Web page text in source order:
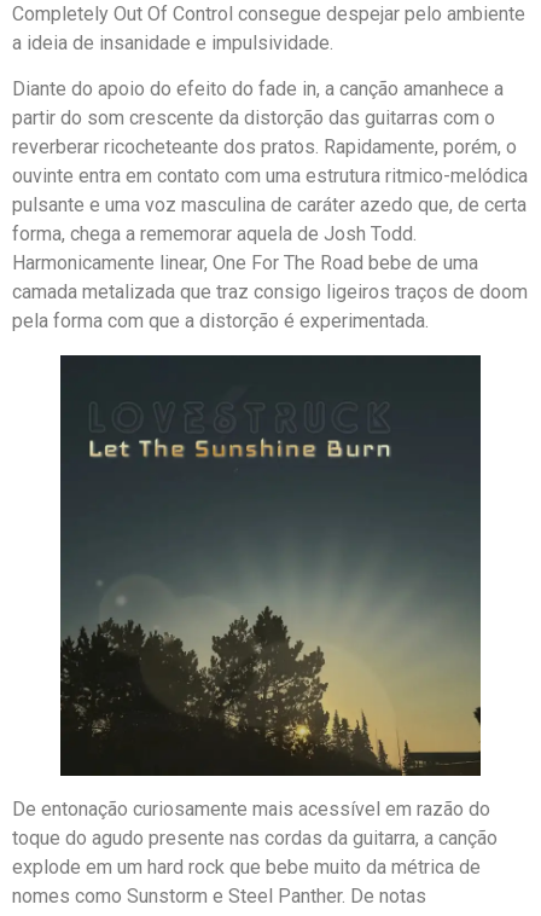
Completely Out Of Control consegue despejar pelo ambiente
a ideia de insanidade e impulsividade.
Diante do apoio do efeito do fade in, a canção amanhece a
partir do som crescente da distorção das guitarras com o
reverberar ricocheteante dos pratos. Rapidamente, porém, o
ouvinte entra em contato com uma estrutura ritmico-melódica
pulsante e uma voz masculina de caráter azedo que, de certa
forma, chega a rememorar aquela de Josh Todd.
Harmonicamente linear, One For The Road bebe de uma
camada metalizada que traz consigo ligeiros traços de doom
pela forma com que a distorção é experimentada.
De entonação curiosamente mais acessível em razão do
toque do agudo presente nas cordas da guitarra, a canção
explode em um hard rock que bebe muito da métrica de
nomes como Sunstorm e Steel Panther. De notas